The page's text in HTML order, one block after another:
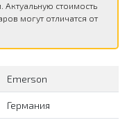
Актуальную стоимость
могут отличатся от
Emerson
Германия